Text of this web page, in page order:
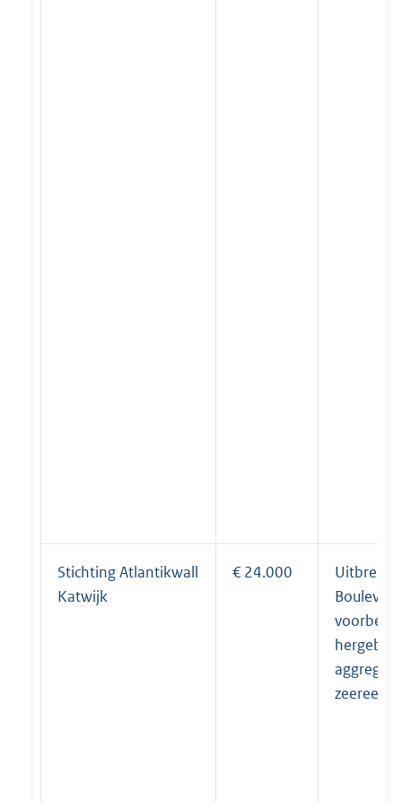
Stichting Atlantikwall
Katwijk
€ 24.000
zeereep